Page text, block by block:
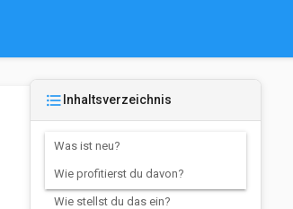
format_list_bulleted Inhaltsverzeichnis
Was ist neu?
Wie profitierst du davon?
Wie stellst du das ein?